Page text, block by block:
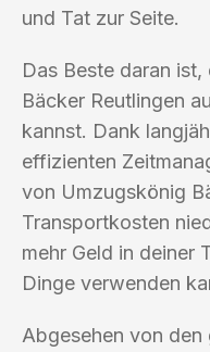
und Tat zur Seite.
Das Beste daran
Bäcker Reutlingen
kannst. Dank
effizienten
von Umzugskönig
Transportkosten
mehr Geld in deiner
Dinge verwenden
Abgesehen von den